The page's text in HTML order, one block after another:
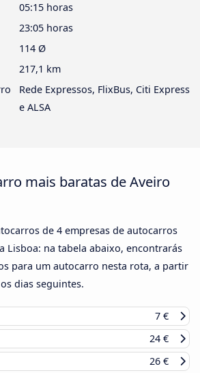
05:15 horas
23:05 horas
114 Ø
217,1 km
Rede Expressos, FlixBus, Citi Express
e ALSA
mais baratas de Aveiro
de 4 empresas de autocarros
Lisboa: na tabela abaixo, encontrarás
para um autocarro nesta rota, a partir
dias seguintes.
7 €
24 €
26 €